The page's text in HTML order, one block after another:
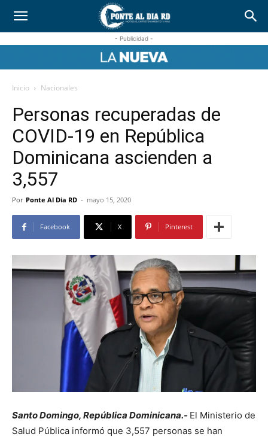
- Publicidad -
Inicio Nacionales
Personas recuperadas de
COVID-19 en República
Dominicana ascienden a
3,557
Por Ponte Al Dia RD - mayo 15, 2020
Facebook X Pinterest
Santo Domingo, República Dominicana.- El Ministerio de
Salud Pública informó que 3,557 personas se han